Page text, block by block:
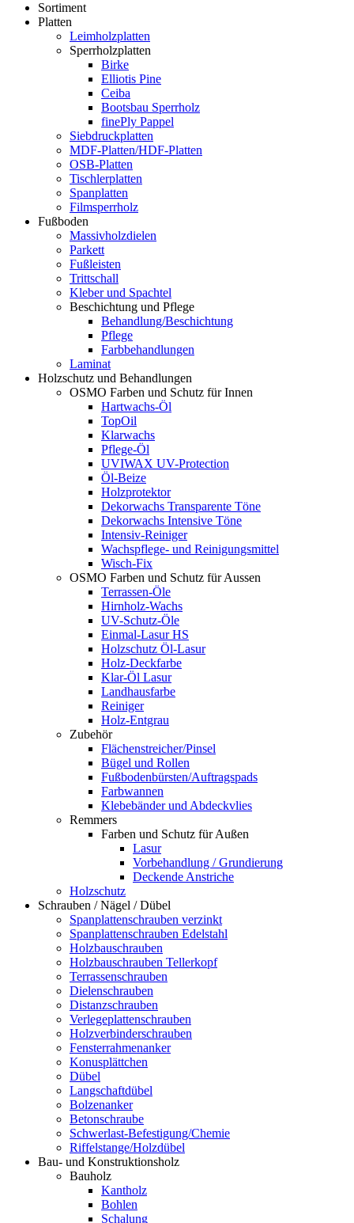
Sortiment
Platten
Leimholzplatten
Sperrholzplatten
Birke
Elliotis Pine
Ceiba
Bootsbau Sperrholz
finePly Pappel
Siebdruckplatten
MDF-Platten/HDF-Platten
OSB-Platten
Tischlerplatten
Spanplatten
Filmsperrholz
Fußboden
Massivholzdielen
Parkett
Fußleisten
Trittschall
Kleber und Spachtel
Beschichtung und Pflege
Behandlung/Beschichtung
Pflege
Farbbehandlungen
Laminat
Holzschutz und Behandlungen
OSMO Farben und Schutz für Innen
Hartwachs-Öl
TopOil
Klarwachs
Pflege-Öl
UVIWAX UV-Protection
Öl-Beize
Holzprotektor
Dekorwachs Transparente Töne
Dekorwachs Intensive Töne
Intensiv-Reiniger
Wachspflege- und Reinigungsmittel
Wisch-Fix
OSMO Farben und Schutz für Aussen
Terrassen-Öle
Hirnholz-Wachs
UV-Schutz-Öle
Einmal-Lasur HS
Holzschutz Öl-Lasur
Holz-Deckfarbe
Klar-Öl Lasur
Landhausfarbe
Reiniger
Holz-Entgrau
Zubehör
Flächenstreicher/Pinsel
Bügel und Rollen
Fußbodenbürsten/Auftragspads
Farbwannen
Klebebänder und Abdeckvlies
Remmers
Farben und Schutz für Außen
Lasur
Vorbehandlung / Grundierung
Deckende Anstriche
Holzschutz
Schrauben / Nägel / Dübel
Spanplattenschrauben verzinkt
Spanplattenschrauben Edelstahl
Holzbauschrauben
Holzbauschrauben Tellerkopf
Terrassenschrauben
Dielenschrauben
Distanzschrauben
Verlegeplattenschrauben
Holzverbinderschrauben
Fensterrahmenanker
Konusplättchen
Dübel
Langschaftdübel
Bolzenanker
Betonschraube
Schwerlast-Befestigung/Chemie
Riffelstange/Holzdübel
Bau- und Konstruktionsholz
Bauholz
Kantholz
Bohlen
Schalung